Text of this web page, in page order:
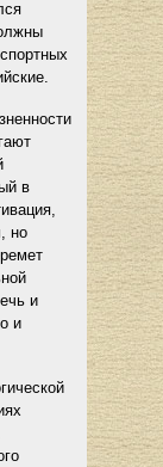
в
но
и
и